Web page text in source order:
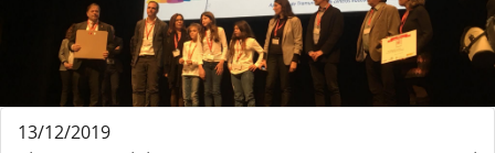
13/12/2019